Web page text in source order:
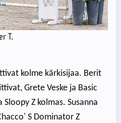
T.
kolme kärkisijaa. Berit
Grete Veske ja Basic
Z kolmas. Susanna
S Dominator Z